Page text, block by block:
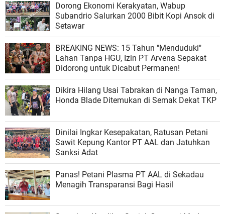
Dorong Ekonomi Kerakyatan, Wabup
Subandrio Salurkan 2000 Bibit Kopi Ansok di
Setawar
BREAKING NEWS: 15 Tahun "Menduduki"
Lahan Tanpa HGU, Izin PT Arvena Sepakat
Didorong untuk Dicabut Permanen!
Dikira Hilang Usai Tabrakan di Nanga Taman,
Honda Blade Ditemukan di Semak Dekat TKP
Dinilai Ingkar Kesepakatan, Ratusan Petani
Sawit Kepung Kantor PT AAL dan Jatuhkan
Sanksi Adat
Panas! Petani Plasma PT AAL di Sekadau
Menagih Transparansi Bagi Hasil